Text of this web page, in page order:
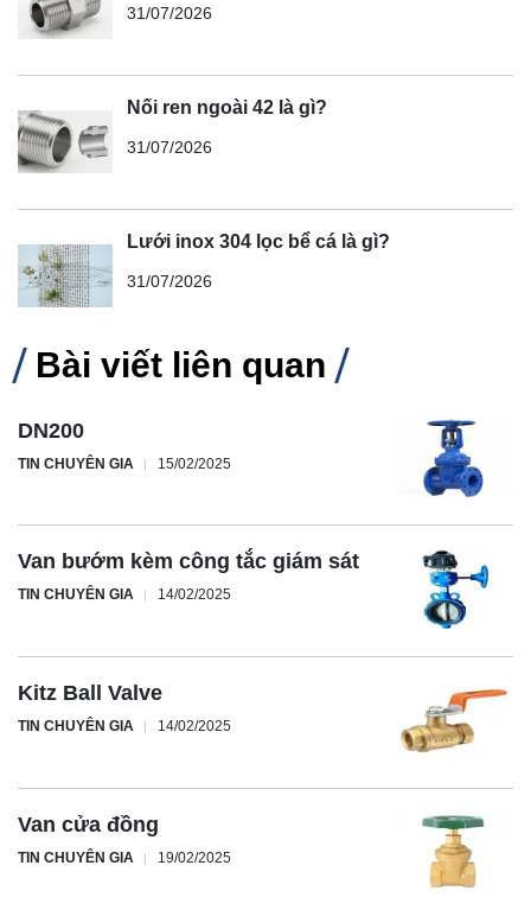
31/07/2026
Nối ren ngoài 42 là gì?
31/07/2026
Lưới inox 304 lọc bể cá là gì?
31/07/2026
Bài viết liên quan
DN200
TIN CHUYÊN GIA 15/02/2025
Van bướm kèm công tắc giám sát
TIN CHUYÊN GIA 14/02/2025
Kitz Ball Valve
TIN CHUYÊN GIA 14/02/2025
Van cửa đồng
TIN CHUYÊN GIA 19/02/2025